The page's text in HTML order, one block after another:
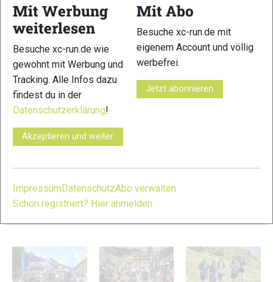
3 Tage (2 Nächte) Freitag – Sonntag
4 Tage (3 Nächte) Donnerstag – Sonntag
5 Tage (4 Nächte) Mittwoch – Sonntag
6 Tage (5 Nächte) Dienstag – Sonntag
7 Tage (6 Nächte) Anreise jeden Tag möglich
8 Tage (7 Nächte) Anreise jeden Tag möglich
Preise
Hotel (Halbpension) ab 345 €
APP (Keine Verpflegung) ab 175 €
Alle Infos und Buchung hier:www.ischgl.com
Mit Werbung
weiterlesen
Besuche xc-run.de wie
gewohnt mit Werbung und
Tracking. Alle Infos dazu
findest du in der
Datenschutzerklärung!
Akzeptieren und weiter
Mit Abo
Besuche xc-run.de mit
eigenem Account und völlig
werbefrei.
Jetzt abonnieren
Impressum DatenschutzAbo verwalten
Schon registriert? Hier anmelden